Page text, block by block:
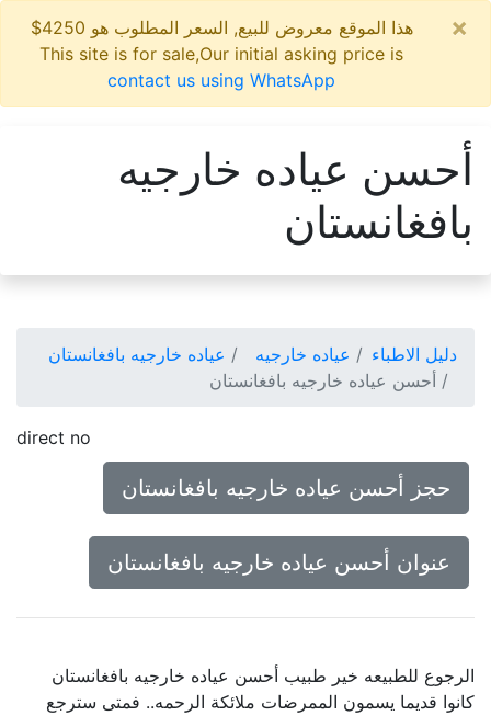
هذا الموقع معروض للبيع, السعر المطلوب هو 4250$
This site is for sale,Our initial asking price is
contact us using WhatsApp
أحسن عياده خارجيه
بافغانستان
دليل الاطباء عياده خارجيه
عياده خارجيه بافغانستان
أحسن عياده خارجيه بافغانستان
direct no
حجز أحسن عياده خارجيه بافغانستان
عنوان أحسن عياده خارجيه بافغانستان
الرجوع للطبيعه خير طبيب أحسن عياده خارجيه بافغانستان
كانوا قديما يسمون الممرضات ملائكة الرحمه.. فمتى سترجع